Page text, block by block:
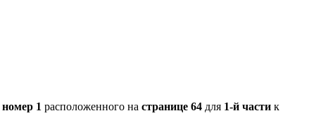
номер 1 расположенного на странице 64 для 1-й части к